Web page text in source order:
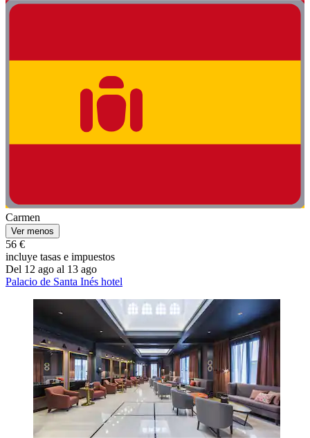
Carmen
Ver menos
56 €
incluye tasas e impuestos
Del 12 ago al 13 ago
Palacio de Santa Inés hotel